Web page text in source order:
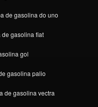
de gasolina do uno
de gasolina fiat
gol
gasolina palio
de gasolina vectra